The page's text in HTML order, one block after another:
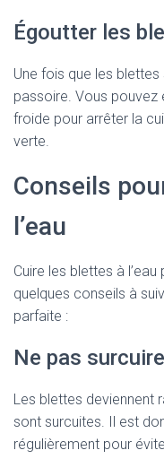
Égoutter les
Une fois que les
passoire. Vous pouvez
froide pour arrêter la
verte.
Conseils
l’eau
Cuire les blettes à
quelques conseils à
parfaite :
Ne pas
Les blettes deviennent
sont surcuites. Il est
régulièrement pour